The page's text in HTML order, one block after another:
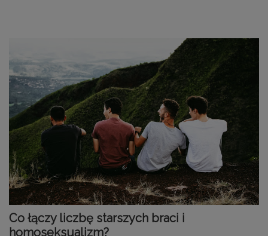
Co łączy liczbę starszych braci i
homoseksualizm?